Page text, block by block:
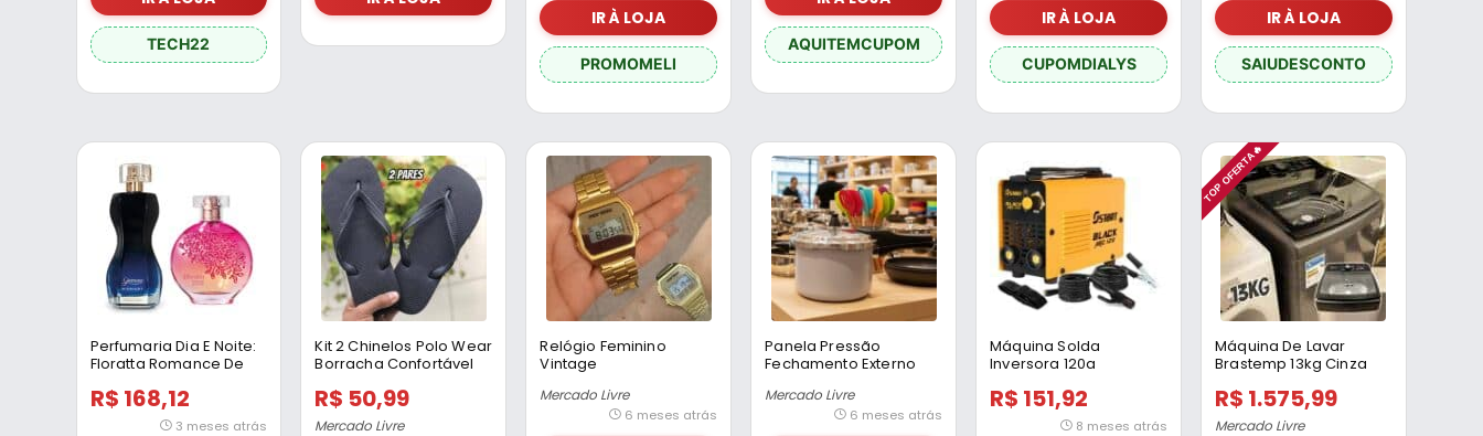
TECH22
IR À LOJA
PROMOMELI
AQUITEMCUPOM
IR À LOJA
CUPOMDIALYS
IR À LOJA
SAIUDESCONTO
Perfumaria Dia E Noite:
Floratta Romance De
Midnight 75ml
R$ 168,12
3 meses atrás
Kit 2 Chinelos Polo Wear
Borracha Confortável
R$ 50,99
Mercado Livre
Relógio Feminino
Vintage
Mormaii
Mercado Livre
6 meses atrás
Panela Pressão
Fechamento Externo
Gris
Mercado Livre
6 meses atrás
Máquina Solda
Inversora 120a
Portátil Amarelo 220v
R$ 151,92
8 meses atrás
TOP OFERTA🔥
Máquina De Lavar
Brastemp 13kg Cinza
R$ 1.575,99
Mercado Livre